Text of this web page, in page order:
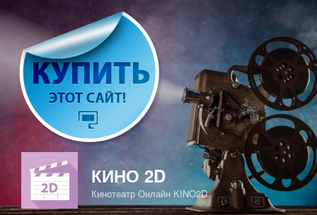
к
содержимому
КИНО 2D
Кинотеатр Онлайн KINO2D